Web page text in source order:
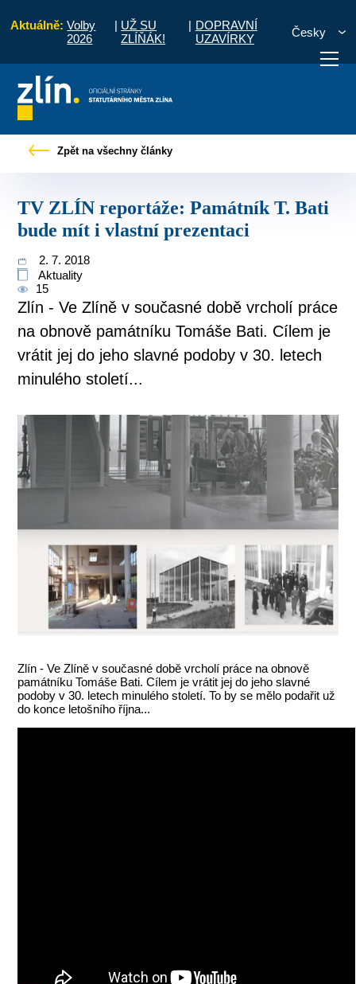
Aktuálně: Volby
2026
| UŽ SU
ZLÍŇÁK!
| DOPRAVNÍ
UZAVÍRKY
Česky
vyřídit Potřebuji zaplatit
Zpět na všechny články
TV ZLÍN reportáže: Památník T. Bati
bude mít i vlastní prezentaci
2. 7. 2018
Aktuality
15
Zlín - Ve Zlíně v současné době vrcholí práce
na obnově památníku Tomáše Bati. Cílem je
vrátit jej do jeho slavné podoby v 30. letech
minulého století...
Zlín - Ve Zlíně v současné době vrcholí práce na obnově
památníku Tomáše Bati. Cílem je vrátit jej do jeho slavné
podoby v 30. letech minulého století. To by se mělo podařit už
do konce letošního října...